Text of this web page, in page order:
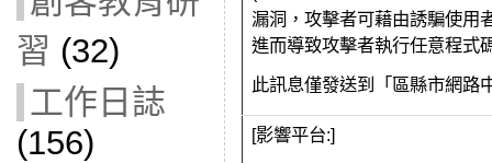
習 (32)
工作日誌
(156)
漏洞， 攻擊者可藉由誘騙使用
進而導致攻擊者執行任意程式
此訊息僅發送到「區縣市網路
[影響平台:]